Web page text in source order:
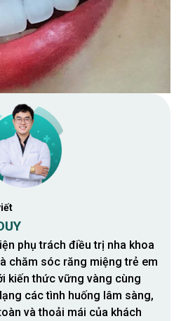
phụ trách điều trị nha khoa
chăm sóc răng miệng trẻ em
kiến thức vững vàng cùng
các tình huống lâm sàng,
và thoải mái của khách